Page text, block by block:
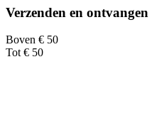
Verzenden en ontvangen
Boven € 50
Tot € 50